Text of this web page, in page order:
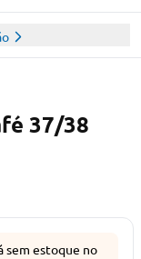
37/38
sem estoque no